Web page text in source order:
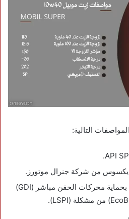
التالية:
من شركة جنرال موتورز.
يوفر مواداً اضافية تقوم بحماية محركات الحقن مباشر (GDI)